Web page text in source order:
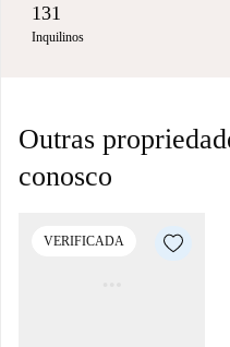
131
Inquilinos
Outras
conosco
VERIFICADA